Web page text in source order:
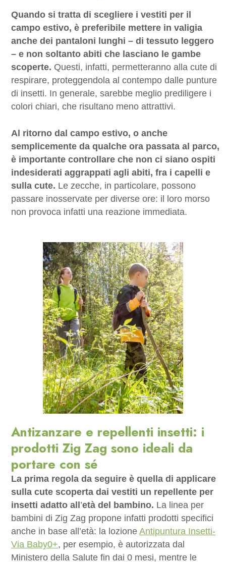
Quando si tratta di scegliere i vestiti per il
campo estivo, è preferibile mettere in valigia
anche dei pantaloni lunghi – di tessuto leggero
– e non soltanto abiti che lasciano le gambe
scoperte. Questi, infatti, permetteranno alla cute di
respirare, proteggendola al contempo dalle punture
di insetti. In generale, sarebbe meglio prediligere i
colori chiari, che risultano meno attrattivi.
Al ritorno dal campo estivo, o anche
semplicemente da qualche ora passata al parco,
è importante controllare che non ci siano ospiti
indesiderati aggrappati agli abiti, fra i capelli e
sulla cute. Le zecche, in particolare, possono
passare inosservate per diverse ore: il loro morso
non provoca infatti una reazione immediata.
Antizanzare e repellenti insetti: i
prodotti Zig Zag sono ideali da
portare con sé
La prima regola da seguire è quella di applicare
sulla cute scoperta dai vestiti un repellente per
insetti adatto all ’età del bambino. La linea per
bambini di Zig Zag propone infatti prodotti specifici
anche in base all’età: la lozione Antipuntura Insetti-
Via Baby0+, per esempio, è autorizzata dal
Ministero della Salute fin dai 0 mesi, mentre le